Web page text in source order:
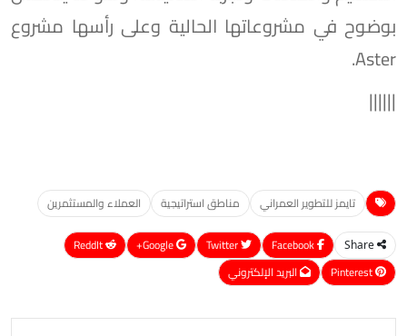
بوضوح في مشروعاتها الحالية وعلى رأسها مشروع
Aster.
||||||
تايمز للتطوير العمراني مناطق استراتيجية العملاء والمستثمرين
Share
Google+
ReddIt
Pinterest
البريد الإلكتروني